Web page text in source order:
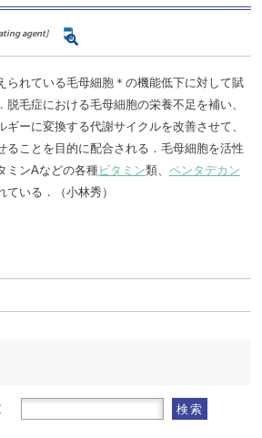
agent]
られている毛母細胞＊の機能低下に対して賦
毛症における毛母細胞の栄養不足を補い、
ーに変換する代謝サイクルを改善させて、
ることを目的に配合される．毛母細胞を活性
ミンAなどの各種ビタミン類、 ペンタデカン
ている．（小林秀）
検索